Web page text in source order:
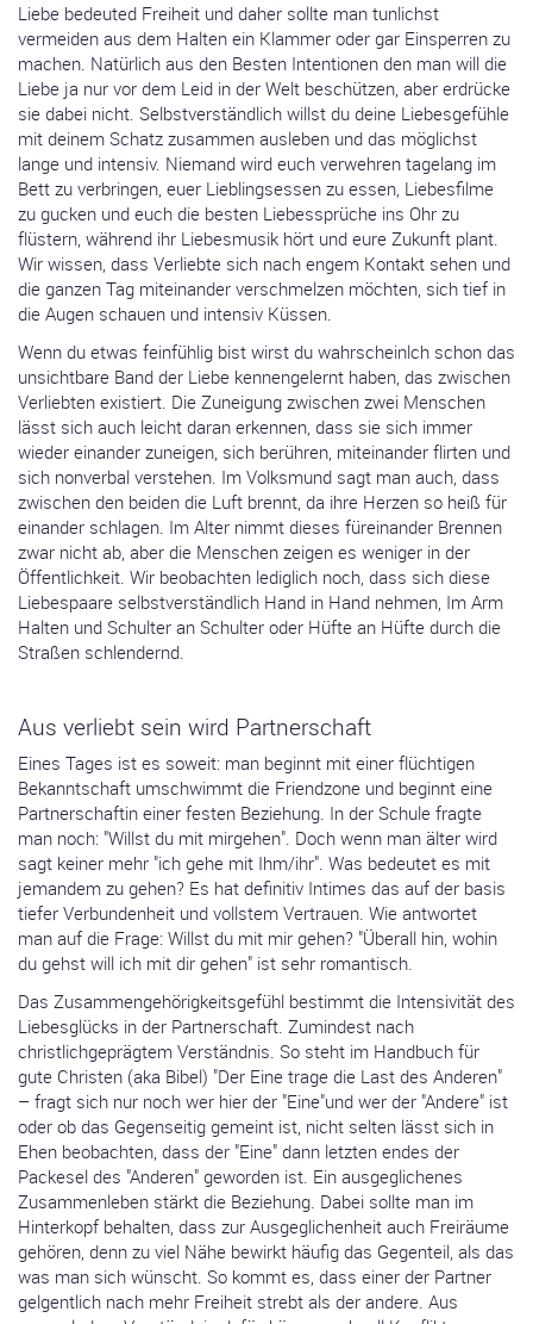
Liebe bedeuted Freiheit und daher sollte man tunlichst
vermeiden aus dem Halten ein Klammer oder gar Einsperren zu
machen. Natürlich aus den Besten Intentionen den man will die
Liebe ja nur vor dem Leid in der Welt beschützen, aber erdrücke
sie dabei nicht. Selbstverständlich willst du deine Liebesgefühle
mit deinem Schatz zusammen ausleben und das möglichst
lange und intensiv. Niemand wird euch verwehren tagelang im
Bett zu verbringen, euer Lieblingsessen zu essen, Liebesfilme
zu gucken und euch die besten Liebessprüche ins Ohr zu
flüstern, während ihr Liebesmusik hört und eure Zukunft plant.
Wir wissen, dass Verliebte sich nach engem Kontakt sehen und
die ganzen Tag miteinander verschmelzen möchten, sich tief in
die Augen schauen und intensiv Küssen.
Wenn du etwas feinfühlig bist wirst du wahrscheinlch schon das
unsichtbare Band der Liebe kennengelernt haben, das zwischen
Verliebten existiert. Die Zuneigung zwischen zwei Menschen
lässt sich auch leicht daran erkennen, dass sie sich immer
wieder einander zuneigen, sich berühren, miteinander flirten und
sich nonverbal verstehen. Im Volksmund sagt man auch, dass
zwischen den beiden die Luft brennt, da ihre Herzen so heiß für
einander schlagen. Im Alter nimmt dieses füreinander Brennen
zwar nicht ab, aber die Menschen zeigen es weniger in der
Öffentlichkeit. Wir beobachten lediglich noch, dass sich diese
Liebespaare selbstverständlich Hand in Hand nehmen, Im Arm
Halten und Schulter an Schulter oder Hüfte an Hüfte durch die
Straßen schlendernd.
Aus verliebt sein wird Partnerschaft
Eines Tages ist es soweit: man beginnt mit einer flüchtigen
Bekanntschaft umschwimmt die Friendzone und beginnt eine
Partnerschaftin einer festen Beziehung. In der Schule fragte
man noch: "Willst du mit mirgehen". Doch wenn man älter wird
sagt keiner mehr "ich gehe mit Ihm/ihr". Was bedeutet es mit
jemandem zu gehen? Es hat definitiv Intimes das auf der basis
tiefer Verbundenheit und vollstem Vertrauen. Wie antwortet
man auf die Frage: Willst du mit mir gehen? "Überall hin, wohin
du gehst will ich mit dir gehen" ist sehr romantisch.
Das Zusammengehörigkeitsgefühl bestimmt die Intensivität des
Liebesglücks in der Partnerschaft. Zumindest nach
christlichgeprägtem Verständnis. So steht im Handbuch für
gute Christen (aka Bibel) "Der Eine trage die Last des Anderen"
– fragt sich nur noch wer hier der "Eine"und wer der "Andere" ist
oder ob das Gegenseitig gemeint ist, nicht selten lässt sich in
Ehen beobachten, dass der "Eine" dann letzten endes der
Packesel des "Anderen" geworden ist. Ein ausgeglichenes
Zusammenleben stärkt die Beziehung. Dabei sollte man im
Hinterkopf behalten, dass zur Ausgeglichenheit auch Freiräume
gehören, denn zu viel Nähe bewirkt häufig das Gegenteil, als das
was man sich wünscht. So kommt es, dass einer der Partner
gelgentlich nach mehr Freiheit strebt als der andere. Aus